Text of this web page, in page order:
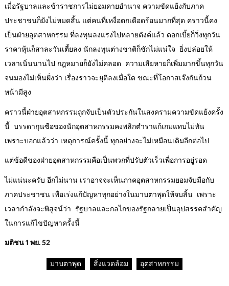
เมื่อรัฐบาลและข้าราชการไม่ยอมคายอำนาจ ความขัดแย้งกับภาค
ประชาชนก็ยังไม่หมดสิ้น แต่คนที่เหงื่อตกเดือดร้อนมากที่สุด คราวนี้คง
เป็นฝ่ายอุตสาหกรรม ที่ลงทุนลงแรงไปหลายตังค์แล้ว ดอกเบี้ยก็วิ่งทุกวัน
ราคาหุ้นก็สาละวันเตี้ยลง นักลงทุนต่างชาติก็ชักไม่แน่ใจ ยิ่งปล่อยให้
เวลาเนิ่นนานไป กฎหมายก็ยังไม่คลอด ความเสียหายก็เพิ่มมากขึ้นทุกวัน
จนมองไม่เห็นฝั่งว่า เรื่องราวจะยุติลงเมื่อใด ขณะที่โอกาสเจ๊งกันถ้วน
หน้ามีสูง
คราวนี้ฝ่ายอุตสาหกรรมถูกจับเป็นตัวประกันในสงครามความขัดแย้งครั้ง
นี้ บรรดากุนซือของนักอุตสาหกรรมคงพลิกตำราแก้เกมแทบไม่ทัน
เพราะบอกแล้วว่า เหตุการณ์ครั้งนี้ ทุกอย่างจะไม่เหมือนเดิมอีกต่อไป
แต่ข้อดีของฝ่ายอุตสาหกรรมคือเป็นพวกที่ปรับตัวเร็วเพื่อการอยู่รอด
ไม่แน่นะครับ อีกไม่นาน เราอาจจะเห็นภาคอุตสาหกรรมยอมจับมือกับ
ภาคประชาชน เพื่อเร่งแก้ปัญหาทุกอย่างในมาบตาพุดให้จบสิ้น เพราะ
เวลากำลังจะพิสูจน์ว่า รัฐบาลและกลไกของรัฐกลายเป็นอุปสรรคสำคัญ
ในการแก้ไขปัญหาครั้งนี้
มติชน 1 พย. 52
มาบตาพุด สิ่งแวดล้อม อุตสาหกรรม